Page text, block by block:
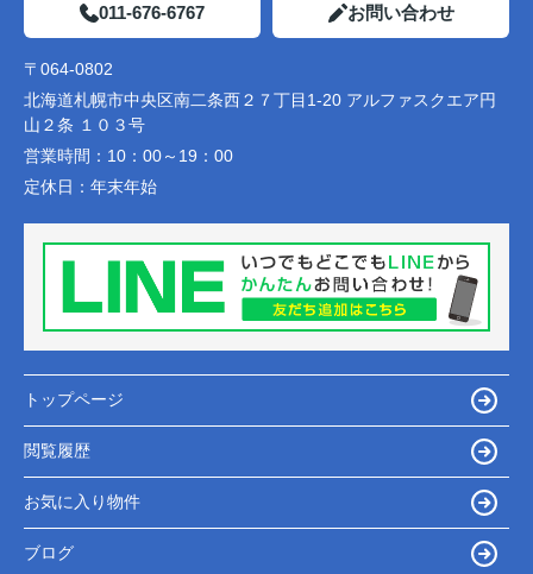
011-676-6767 お問い合わせ
〒064-0802
北海道札幌市中央区南二条西２７丁目1-20 アルファスクエア円
山２条 １０３号
営業時間： 10：00～19：00
定休日： 年末年始
トップページ
閲覧履歴
お気に入り物件
ブログ